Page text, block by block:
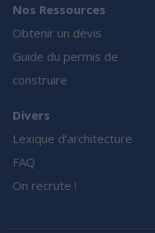
Nos Ressources
Obtenir un devis
Guide du permis de
construire
Divers
Lexique d’architecture
FAQ
On recrute !